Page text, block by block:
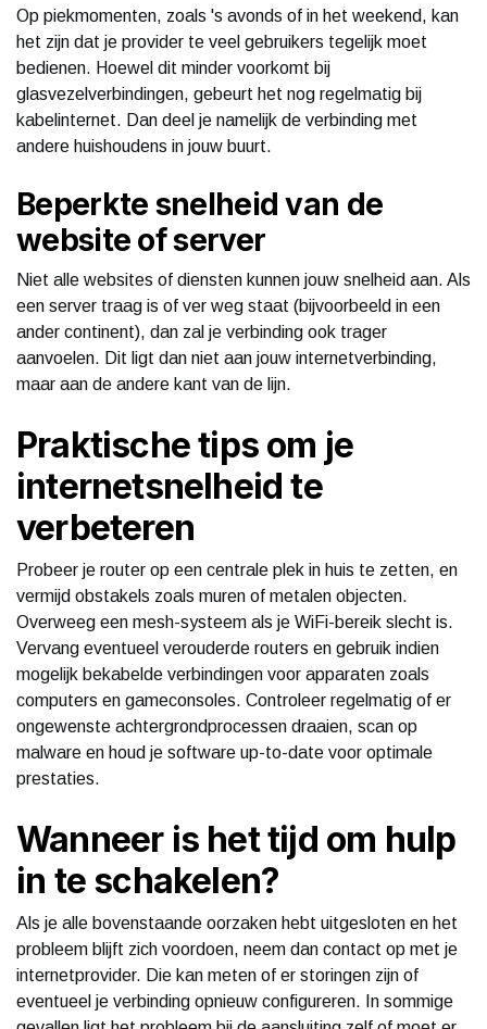
Op piekmomenten, zoals 's avonds of in het weekend, kan
het zijn dat je provider te veel gebruikers tegelijk moet
bedienen. Hoewel dit minder voorkomt bij
glasvezelverbindingen, gebeurt het nog regelmatig bij
kabelinternet. Dan deel je namelijk de verbinding met
andere huishoudens in jouw buurt.
Beperkte snelheid van de
website of server
Niet alle websites of diensten kunnen jouw snelheid aan. Als
een server traag is of ver weg staat (bijvoorbeeld in een
ander continent), dan zal je verbinding ook trager
aanvoelen. Dit ligt dan niet aan jouw internetverbinding,
maar aan de andere kant van de lijn.
Praktische tips om je
internetsnelheid te
verbeteren
Probeer je router op een centrale plek in huis te zetten, en
vermijd obstakels zoals muren of metalen objecten.
Overweeg een mesh-systeem als je WiFi-bereik slecht is.
Vervang eventueel verouderde routers en gebruik indien
mogelijk bekabelde verbindingen voor apparaten zoals
computers en gameconsoles. Controleer regelmatig of er
ongewenste achtergrondprocessen draaien, scan op
malware en houd je software up-to-date voor optimale
prestaties.
Wanneer is het tijd om hulp
in te schakelen?
Als je alle bovenstaande oorzaken hebt uitgesloten en het
probleem blijft zich voordoen, neem dan contact op met je
internetprovider. Die kan meten of er storingen zijn of
eventueel je verbinding opnieuw configureren. In sommige